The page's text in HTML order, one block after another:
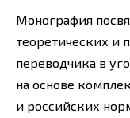
Монография
теоретических и
переводчика в
на основе
и российских